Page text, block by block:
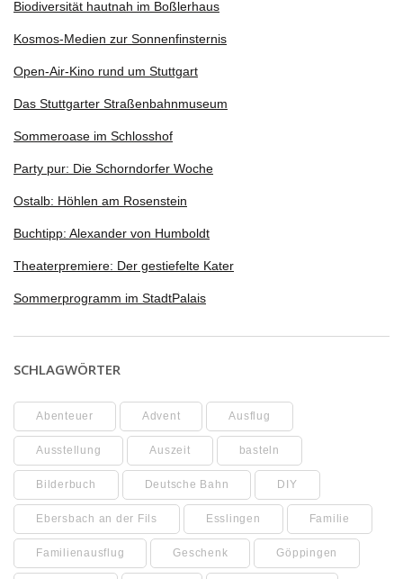
Biodiversität hautnah im Boßlerhaus
Kosmos-Medien zur Sonnenfinsternis
Open-Air-Kino rund um Stuttgart
Das Stuttgarter Straßenbahnmuseum
Sommeroase im Schlosshof
Party pur: Die Schorndorfer Woche
Ostalb: Höhlen am Rosenstein
Buchtipp: Alexander von Humboldt
Theaterpremiere: Der gestiefelte Kater
Sommerprogramm im StadtPalais
SCHLAGWÖRTER
Abenteuer Advent Ausflug
Ausstellung Auszeit basteln
Bilderbuch Deutsche Bahn DIY
Ebersbach an der Fils Esslingen Familie
Familienausflug Geschenk Göppingen